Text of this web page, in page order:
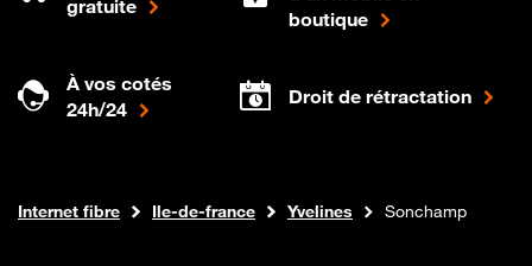
gratuite
boutique
À vos cotés
24h/24
Droit de rétractation
Boutique Orange
Internet fibre Ile-de-france Yvelines Sonchamp